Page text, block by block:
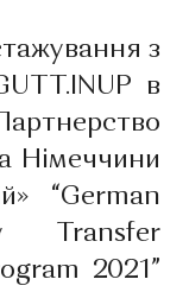
з
в
Німеччини
“German
Transfer
2021”